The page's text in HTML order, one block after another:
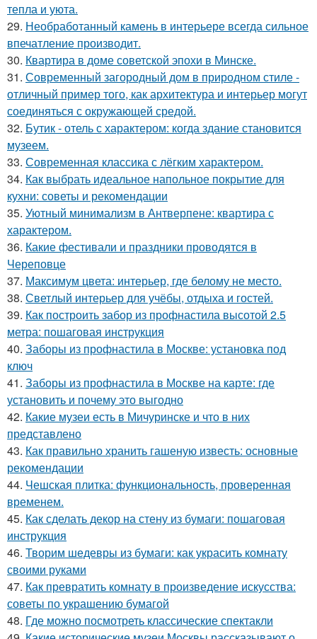
тепла и уюта.
29. Необработанный камень в интерьере всегда сильное
впечатление производит.
30. Квартира в доме советской эпохи в Минске.
31. Современный загородный дом в природном стиле -
отличный пример того, как архитектура и интерьер могут
соединяться с окружающей средой.
32. Бутик - отель с характером: когда здание становится
музеем.
33. Современная классика с лёгким характером.
34. Как выбрать идеальное напольное покрытие для
кухни: советы и рекомендации
35. Уютный минимализм в Антверпене: квартира с
характером.
36. Какие фестивали и праздники проводятся в
Череповце
37. Максимум цвета: интерьер, где белому не место.
38. Светлый интерьер для учёбы, отдыха и гостей.
39. Как построить забор из профнастила высотой 2.5
метра: пошаговая инструкция
40. Заборы из профнастила в Москве: установка под
ключ
41. Заборы из профнастила в Москве на карте: где
установить и почему это выгодно
42. Какие музеи есть в Мичуринске и что в них
представлено
43. Как правильно хранить гашеную известь: основные
рекомендации
44. Чешская плитка: функциональность, проверенная
временем.
45. Как сделать декор на стену из бумаги: пошаговая
инструкция
46. Творим шедевры из бумаги: как украсить комнату
своими руками
47. Как превратить комнату в произведение искусства:
советы по украшению бумагой
48. Где можно посмотреть классические спектакли